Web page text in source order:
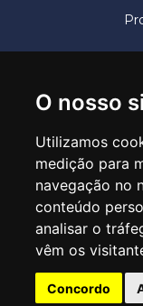
O nosso
Utilizamos
medição para
navegação no
conteúdo
analisar o
vêm os
Concordo
Rua Claudino
Central